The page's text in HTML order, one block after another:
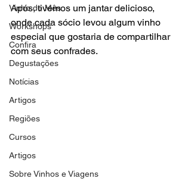
Vinho do Mês
Workshops
Confira
Degustações
Notícias
Artigos
Regiões
Cursos
Artigos
Sobre Vinhos e Viagens
Após, tivemos um jantar delicioso,
onde cada sócio levou algum vinho
especial que gostaria de compartilhar
com seus confrades.